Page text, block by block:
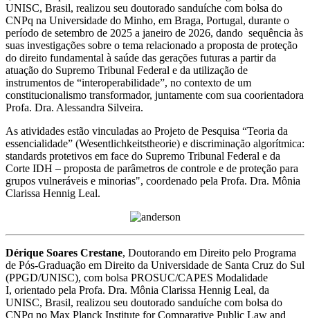
UNISC, Brasil, realizou seu doutorado sanduíche com bolsa do
CNPq na Universidade do Minho, em Braga, Portugal, durante o
período de setembro de 2025 a janeiro de 2026, dando sequência às
suas investigações sobre o tema relacionado a proposta de proteção
do direito fundamental à saúde das gerações futuras a partir da
atuação do Supremo Tribunal Federal e da utilização de
instrumentos de “interoperabilidade”, no contexto de um
constitucionalismo transformador, juntamente com sua coorientadora
Profa. Dra. Alessandra Silveira.
As atividades estão vinculadas ao Projeto de Pesquisa “Teoria da
essencialidade” (Wesentlichkeitstheorie) e discriminação algorítmica:
standards protetivos em face do Supremo Tribunal Federal e da
Corte IDH – proposta de parâmetros de controle e de proteção para
grupos vulneráveis e minorias", coordenado pela Profa. Dra. Mônia
Clarissa Hennig Leal.
Dérique Soares Crestane, Doutorando em Direito pelo Programa
de Pós-Graduação em Direito da Universidade de Santa Cruz do Sul
(PPGD/UNISC), com bolsa PROSUC/CAPES Modalidade
I, orientado pela Profa. Dra. Mônia Clarissa Hennig Leal, da
UNISC, Brasil, realizou seu doutorado sanduíche com bolsa do
CNPq no Max Planck Institute for Comparative Public Law and